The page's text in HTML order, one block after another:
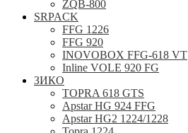
ZQB-800
SRPACK
FFG 1226
FFG 920
INOVOBOX FFG-618 VT
Inline VOLE 920 FG
ЗИКО
TOPRA 618 GTS
Apstar HG 924 FFG
Apstar HG2 1224/1228